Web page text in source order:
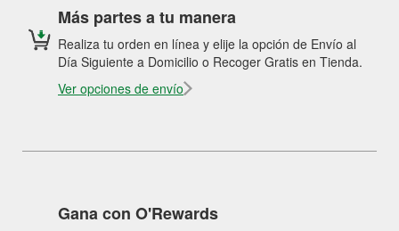
Más partes a tu manera
Realiza tu orden en línea y elije la opción de Envío al
Día Siguiente a Domicilio o Recoger Gratis en Tienda.
Ver opciones de envío
Gana con O'Rewards